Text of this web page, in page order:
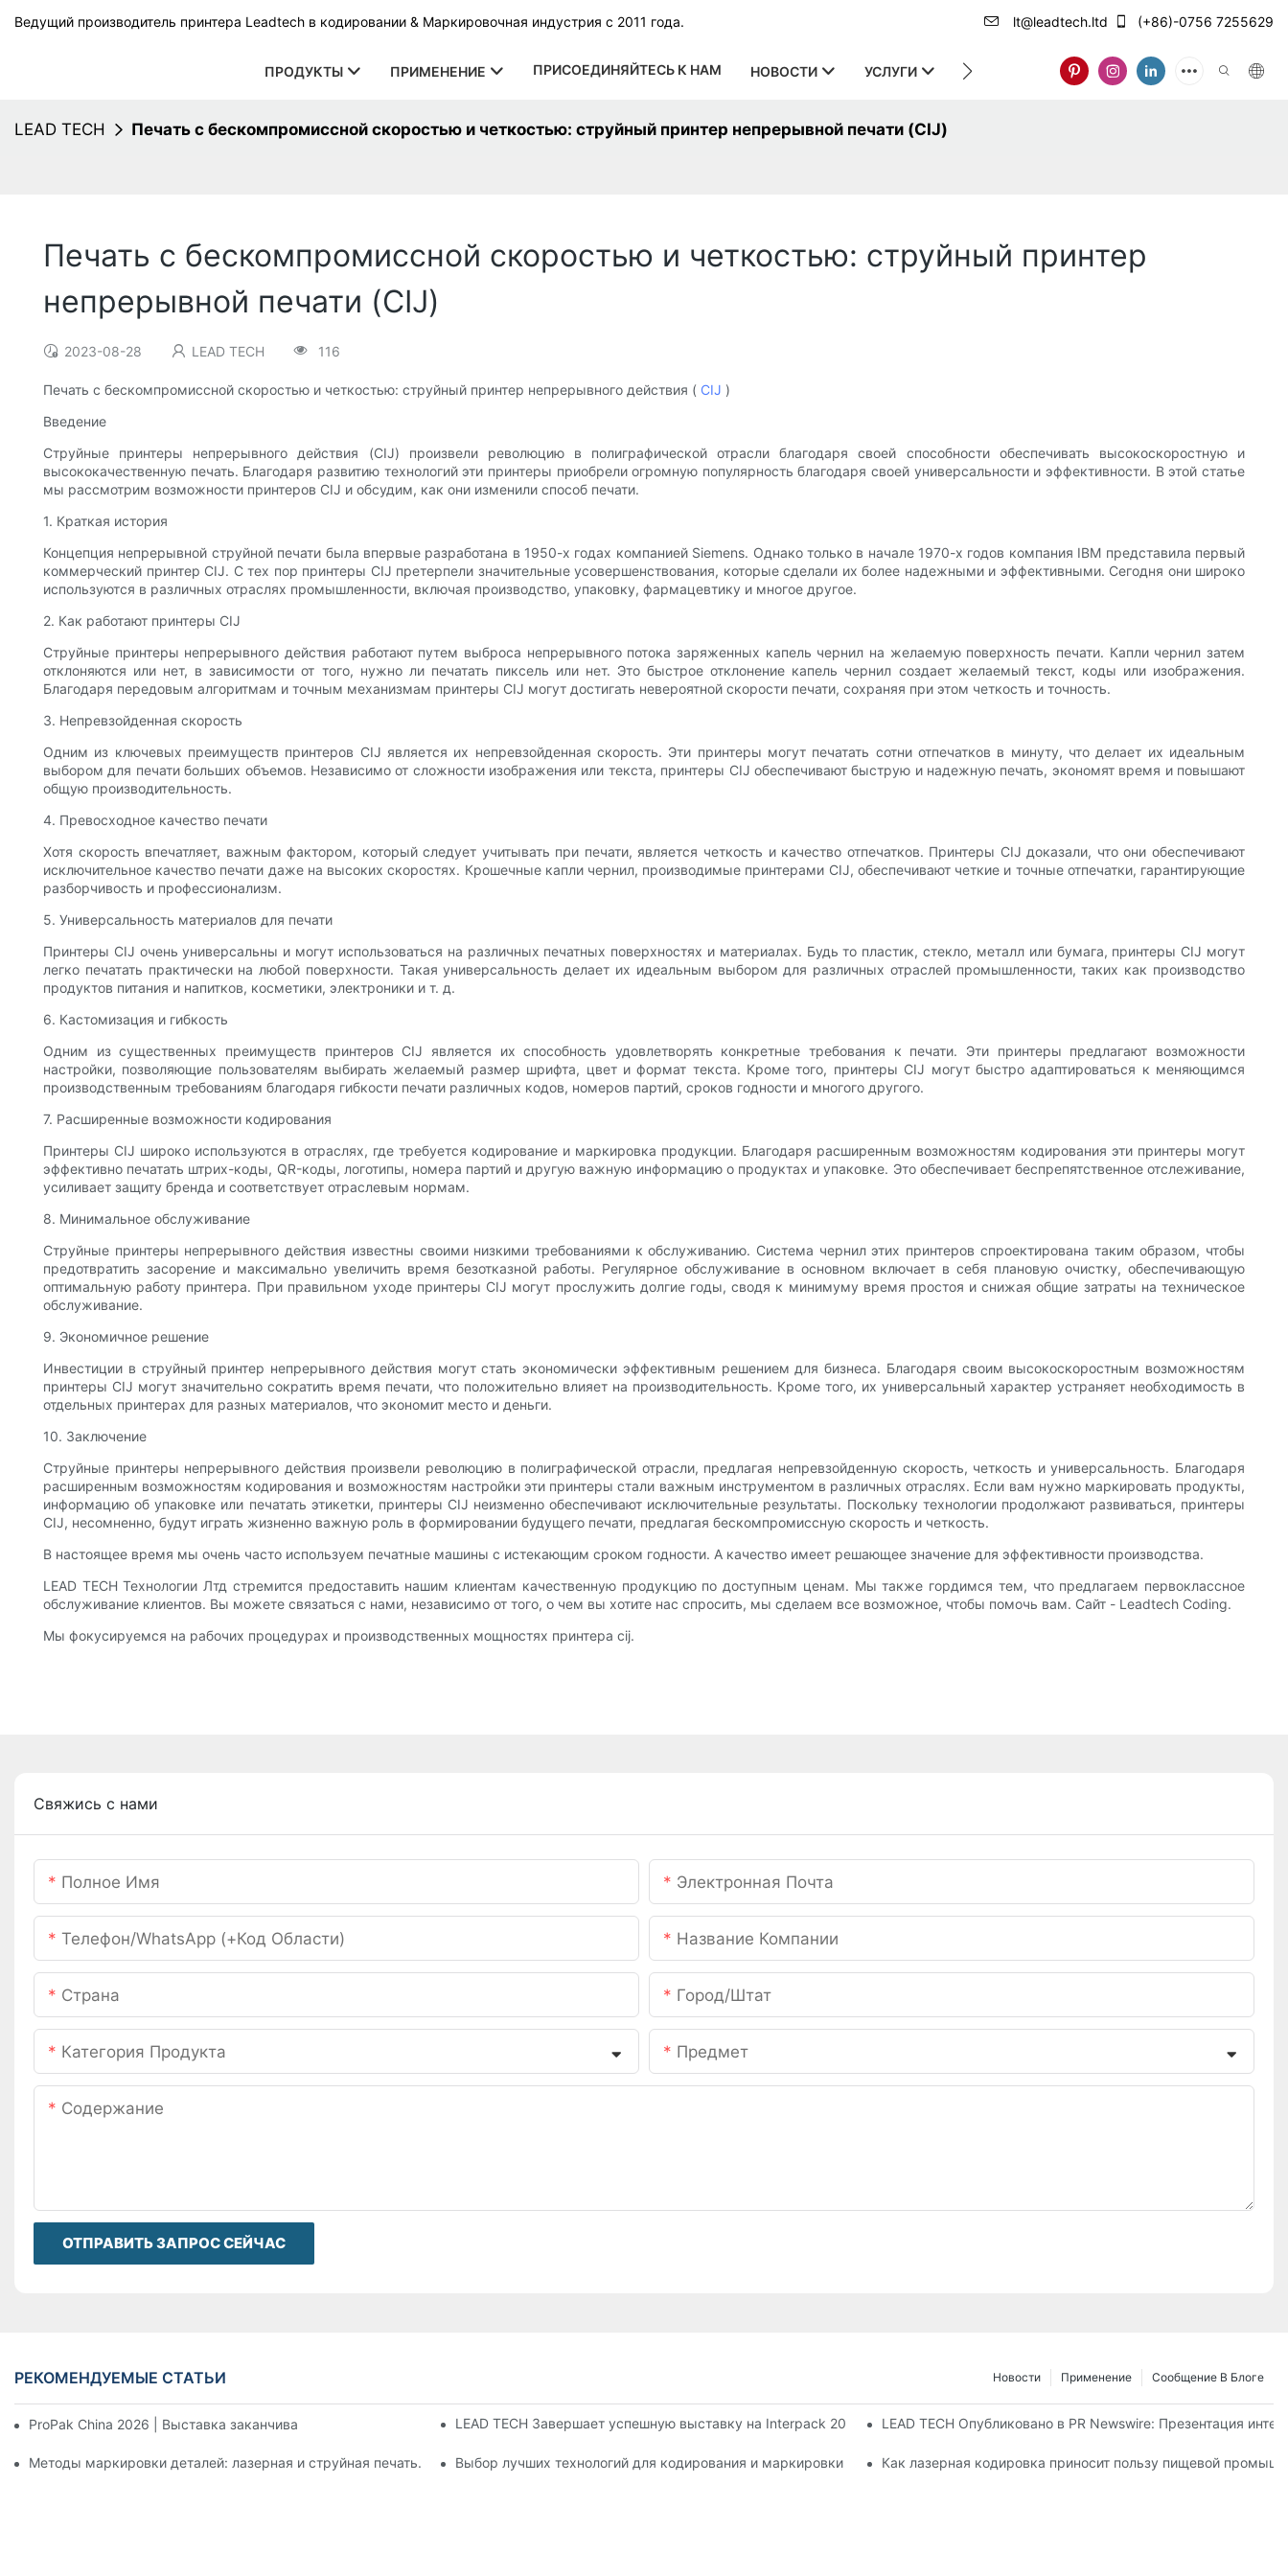
Ведущий производитель принтера Leadtech в кодировании & Маркировочная индустрия с 2011 года. lt@leadtech.ltd (+86)-0756 7255629
ПРОДУКТЫ ПРИМЕНЕНИЕ ПРИСОЕДИНЯЙТЕСЬ К НАМ НОВОСТИ УСЛУГИ О НАС
LEAD TECH Печать с бескомпромиссной скоростью и четкостью: струйный принтер непрерывной печати (CIJ)
Печать с бескомпромиссной скоростью и четкостью: струйный принтер
непрерывной печати (CIJ)
2023-08-28 LEAD TECH 116
Печать с бескомпромиссной скоростью и четкостью: струйный принтер непрерывного действия ( CIJ )
Введение
Струйные принтеры непрерывного действия (CIJ) произвели революцию в полиграфической отрасли благодаря своей способности обеспечивать высокоскоростную и
высококачественную печать. Благодаря развитию технологий эти принтеры приобрели огромную популярность благодаря своей универсальности и эффективности. В этой статье
мы рассмотрим возможности принтеров CIJ и обсудим, как они изменили способ печати.
1. Краткая история
Концепция непрерывной струйной печати была впервые разработана в 1950-х годах компанией Siemens. Однако только в начале 1970-х годов компания IBM представила первый
коммерческий принтер CIJ. С тех пор принтеры CIJ претерпели значительные усовершенствования, которые сделали их более надежными и эффективными. Сегодня они широко
используются в различных отраслях промышленности, включая производство, упаковку, фармацевтику и многое другое.
2. Как работают принтеры CIJ
Струйные принтеры непрерывного действия работают путем выброса непрерывного потока заряженных капель чернил на желаемую поверхность печати. Капли чернил затем
отклоняются или нет, в зависимости от того, нужно ли печатать пиксель или нет. Это быстрое отклонение капель чернил создает желаемый текст, коды или изображения.
Благодаря передовым алгоритмам и точным механизмам принтеры CIJ могут достигать невероятной скорости печати, сохраняя при этом четкость и точность.
3. Непревзойденная скорость
Одним из ключевых преимуществ принтеров CIJ является их непревзойденная скорость. Эти принтеры могут печатать сотни отпечатков в минуту, что делает их идеальным
выбором для печати больших объемов. Независимо от сложности изображения или текста, принтеры CIJ обеспечивают быструю и надежную печать, экономят время и повышают
общую производительность.
4. Превосходное качество печати
Хотя скорость впечатляет, важным фактором, который следует учитывать при печати, является четкость и качество отпечатков. Принтеры CIJ доказали, что они обеспечивают
исключительное качество печати даже на высоких скоростях. Крошечные капли чернил, производимые принтерами CIJ, обеспечивают четкие и точные отпечатки, гарантирующие
разборчивость и профессионализм.
5. Универсальность материалов для печати
Принтеры CIJ очень универсальны и могут использоваться на различных печатных поверхностях и материалах. Будь то пластик, стекло, металл или бумага, принтеры CIJ могут
легко печатать практически на любой поверхности. Такая универсальность делает их идеальным выбором для различных отраслей промышленности, таких как производство
продуктов питания и напитков, косметики, электроники и т. д.
6. Кастомизация и гибкость
Одним из существенных преимуществ принтеров CIJ является их способность удовлетворять конкретные требования к печати. Эти принтеры предлагают возможности
настройки, позволяющие пользователям выбирать желаемый размер шрифта, цвет и формат текста. Кроме того, принтеры CIJ могут быстро адаптироваться к меняющимся
производственным требованиям благодаря гибкости печати различных кодов, номеров партий, сроков годности и многого другого.
7. Расширенные возможности кодирования
Принтеры CIJ широко используются в отраслях, где требуется кодирование и маркировка продукции. Благодаря расширенным возможностям кодирования эти принтеры могут
эффективно печатать штрих-коды, QR-коды, логотипы, номера партий и другую важную информацию о продуктах и ​​упаковке. Это обеспечивает беспрепятственное отслеживание,
усиливает защиту бренда и соответствует отраслевым нормам.
8. Минимальное обслуживание
Струйные принтеры непрерывного действия известны своими низкими требованиями к обслуживанию. Система чернил этих принтеров спроектирована таким образом, чтобы
предотвратить засорение и максимально увеличить время безотказной работы. Регулярное обслуживание в основном включает в себя плановую очистку, обеспечивающую
оптимальную работу принтера. При правильном уходе принтеры CIJ могут прослужить долгие годы, сводя к минимуму время простоя и снижая общие затраты на техническое
обслуживание.
9. Экономичное решение
Инвестиции в струйный принтер непрерывного действия могут стать экономически эффективным решением для бизнеса. Благодаря своим высокоскоростным возможностям
принтеры CIJ могут значительно сократить время печати, что положительно влияет на производительность. Кроме того, их универсальный характер устраняет необходимость в
отдельных принтерах для разных материалов, что экономит место и деньги.
10. Заключение
Струйные принтеры непрерывного действия произвели революцию в полиграфической отрасли, предлагая непревзойденную скорость, четкость и универсальность. Благодаря
расширенным возможностям кодирования и возможностям настройки эти принтеры стали важным инструментом в различных отраслях. Если вам нужно маркировать продукты,
информацию об упаковке или печатать этикетки, принтеры CIJ неизменно обеспечивают исключительные результаты. Поскольку технологии продолжают развиваться, принтеры
CIJ, несомненно, будут играть жизненно важную роль в формировании будущего печати, предлагая бескомпромиссную скорость и четкость.
В настоящее время мы очень часто используем печатные машины с истекающим сроком годности. А качество имеет решающее значение для эффективности производства.
LEAD TECH Технологии Лтд стремится предоставить нашим клиентам качественную продукцию по доступным ценам. Мы также гордимся тем, что предлагаем первоклассное
обслуживание клиентов. Вы можете связаться с нами, независимо от того, о чем вы хотите нас спросить, мы сделаем все возможное, чтобы помочь вам. Сайт - Leadtech Coding.
Мы фокусируемся на рабочих процедурах и производственных мощностях принтера cij.
Свяжись с нами
Полное Имя Электронная Почта
Телефон/WhatsApp (+код Области) Название Компании
Страна Город/штат
Категория Продукта Предмет
Содержание
ОТПРАВИТЬ ЗАПРОС СЕЙЧАС
РЕКОМЕНДУЕМЫЕ СТАТЬИ Сообщение В Блоге
Применение
Новости
ProPak China 2026 | Выставка заканчивается, но наш сервис продолжает работатьLEAD TECH Завершает успешную выставку на Interpack 2026 в ДюссельдорфеLEAD TECH Опубликовано в PR Newswire: Презентация
Методы маркировки деталей: лазерная и струйная печать. Выбор лучших технологий для кодирования и маркировки гибкой упаковкиКак лазерная кодировка приносит пользу пищевой